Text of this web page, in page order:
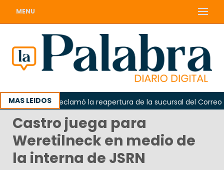
MENU
MAS LEIDOS
Odarda reclamó la reapertura de la sucursal del Correo
Castro juega para
Weretilneck en medio de
la interna de JSRN